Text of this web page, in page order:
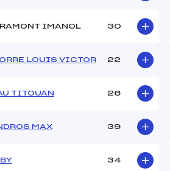
IMANOL 30
LOUIS VICTOR 22
TITOUAN 26
MAX 39
34